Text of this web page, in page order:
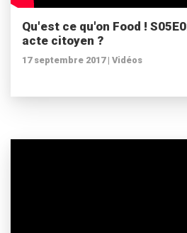
Qu'est ce qu'on Food !
acte citoyen ?
17 septembre 2017 | Vidéos